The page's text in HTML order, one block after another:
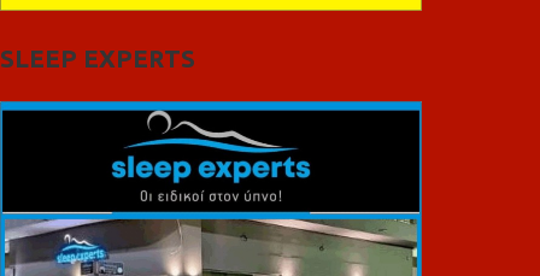
SLEEP EXPERTS